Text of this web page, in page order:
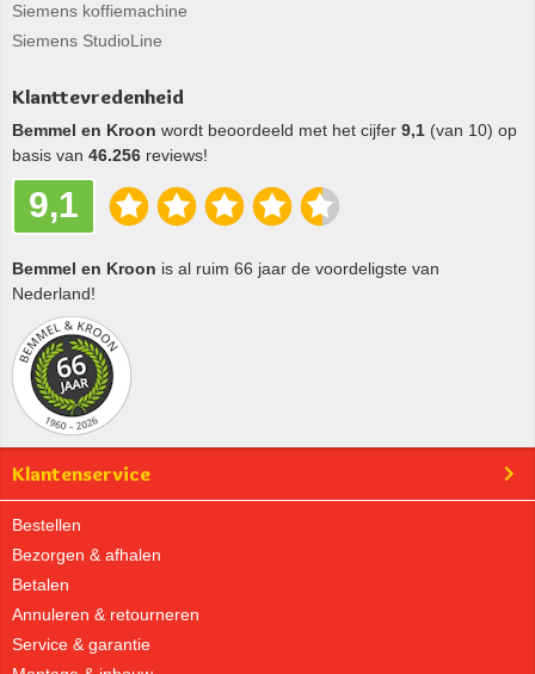
Siemens koffiemachine
Siemens StudioLine
Klanttevredenheid
Bemmel en Kroon wordt beoordeeld met het cijfer 9,1 (van 10) op
basis van 46.256 reviews!
9,1
Bemmel en Kroon is al ruim 66 jaar de voordeligste van
Nederland!
Klantenservice
Bestellen
Bezorgen & afhalen
Betalen
Annuleren & retourneren
Service & garantie